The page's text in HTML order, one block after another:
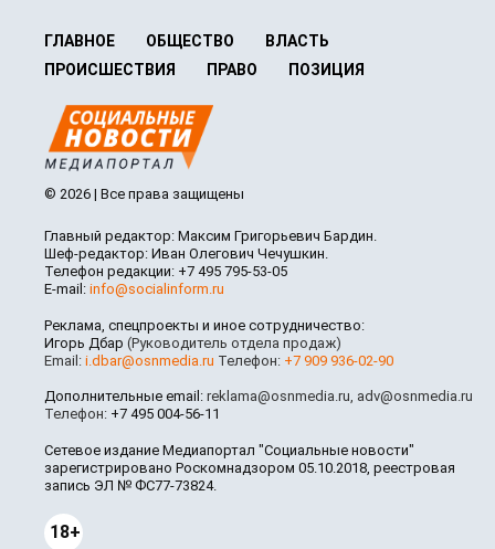
ГЛАВНОЕ ОБЩЕСТВО
ВЛАСТЬ
ПРОИСШЕСТВИЯ
ПРАВО ПОЗИЦИЯ
© 2026 | Все права защищены
Главный редактор: Максим Григорьевич Бардин.
Шеф-редактор: Иван Олегович Чечушкин.
Телефон редакции: +7 495 795-53-05
E-mail: info@socialinform.ru
Реклама, спецпроекты и иное сотрудничество:
Игорь Дбар (Руководитель отдела продаж)
Email: i.dbar@osnmedia.ru Телефон: +7 909 936-02-90
Дополнительные email: reklama@osnmedia.ru, adv@osnmedia.ru
Телефон: +7 495 004-56-11
Сетевое издание Медиапортал "Социальные новости"
зарегистрировано Роскомнадзором 05.10.2018, реестровая
запись ЭЛ № ФС77-73824.
18+